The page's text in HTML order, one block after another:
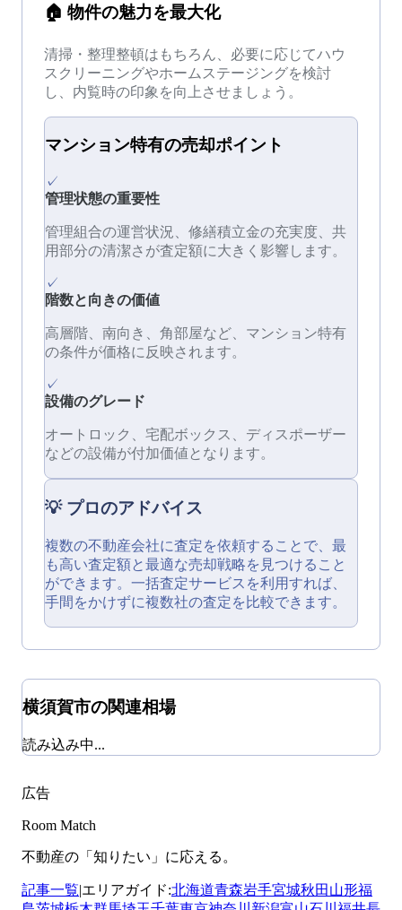
🏠 物件の魅力を最大化
清掃・整理整頓はもちろん、必要に応じてハウ
スクリーニングやホームステージングを検討
し、内覧時の印象を向上させましょう。
マンション特有の売却ポイント
✓
管理状態の重要性
管理組合の運営状況、修繕積立金の充実度、共
用部分の清潔さが査定額に大きく影響します。
✓
階数と向きの価値
高層階、南向き、角部屋など、マンション特有
の条件が価格に反映されます。
✓
設備のグレード
オートロック、宅配ボックス、ディスポーザー
などの設備が付加価値となります。
💡 プロのアドバイス
複数の不動産会社に査定を依頼することで、最
も高い査定額と最適な売却戦略を見つけること
ができます。一括査定サービスを利用すれば、
手間をかけずに複数社の査定を比較できます。
横須賀市の関連相場
読み込み中...
広告
Room Match
不動産の「知りたい」に応える。
記事一覧|エリアガイド:北海道青森岩手宮城秋田 山形福